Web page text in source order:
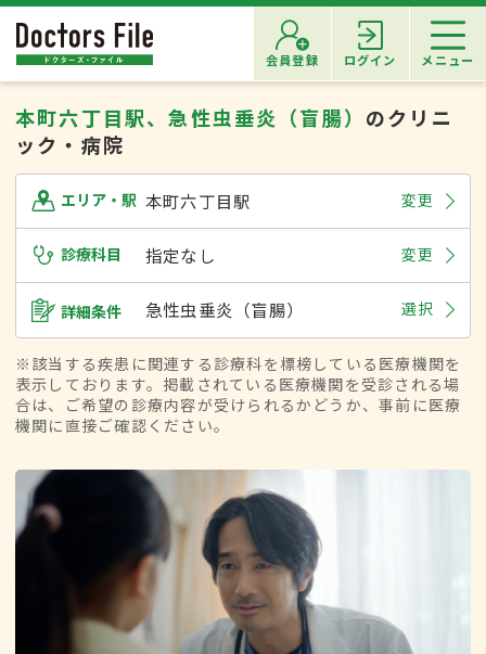
会員登録 ログイン メニュー
本町六丁目駅、急性虫垂炎（盲腸） のクリニ
ック・病院
エリア・駅 本町六丁目駅 変更
診療科目 指定なし 変更
詳細条件 急性虫垂炎（盲腸） 選択
※該当する疾患に関連する診療科を標榜している医療機関を
表示しております。掲載されている医療機関を受診される場
合は、ご希望の診療内容が受けられるかどうか、事前に医療
機関に直接ご確認ください。